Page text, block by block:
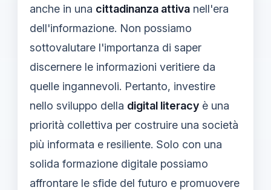
anche in una cittadinanza attiva nell'era
dell'informazione. Non possiamo
sottovalutare l'importanza di saper
discernere le informazioni veritiere da
quelle ingannevoli. Pertanto, investire
nello sviluppo della digital literacy è una
priorità collettiva per costruire una società
più informata e resiliente. Solo con una
solida formazione digitale possiamo
affrontare le sfide del futuro e promuovere